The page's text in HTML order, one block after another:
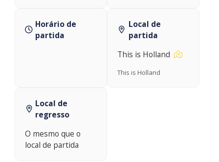
Horário de
partida
Local de
partida
This is Holland
This is Holland
Local de
regresso
O mesmo que o
local de partida